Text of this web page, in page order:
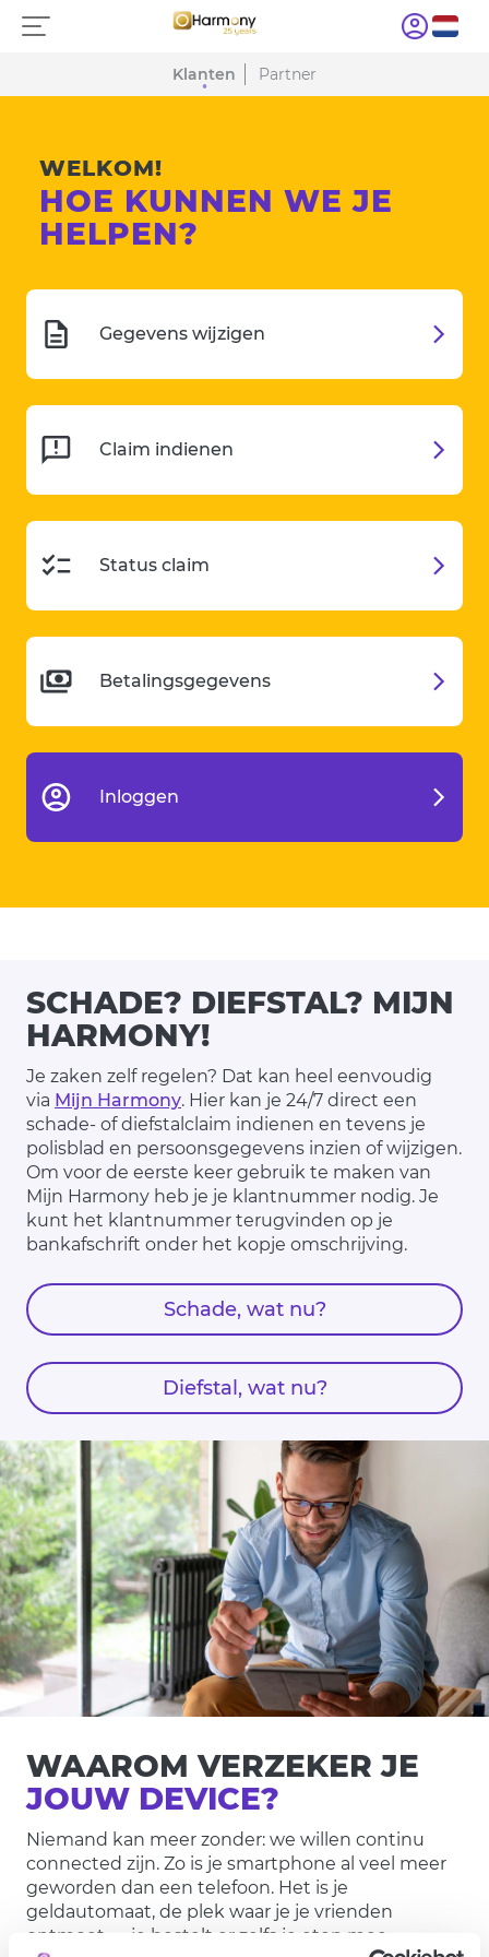
Klanten Partner
WELKOM!
HOE KUNNEN WE JE
HELPEN?
Gegevens wijzigen
Claim indienen
Status claim
Betalingsgegevens
Inloggen
SCHADE? DIEFSTAL? MIJN
HARMONY!
Je zaken zelf regelen? Dat kan heel eenvoudig
via Mijn Harmony. Hier kan je 24/7 direct een
schade- of diefstalclaim indienen en tevens je
polisblad en persoonsgegevens inzien of wijzigen.
Om voor de eerste keer gebruik te maken van
Mijn Harmony heb je je klantnummer nodig. Je
kunt het klantnummer terugvinden op je
bankafschrift onder het kopje omschrijving.
Schade, wat nu?
Diefstal, wat nu?
WAAROM VERZEKER JE
JOUW DEVICE?
Niemand kan meer zonder: we willen continu
connected zijn. Zo is je smartphone al veel meer
geworden dan een telefoon. Het is je
geldautomaat, de plek waar je je vrienden
ontmoet — je bestelt er zelfs je eten mee.